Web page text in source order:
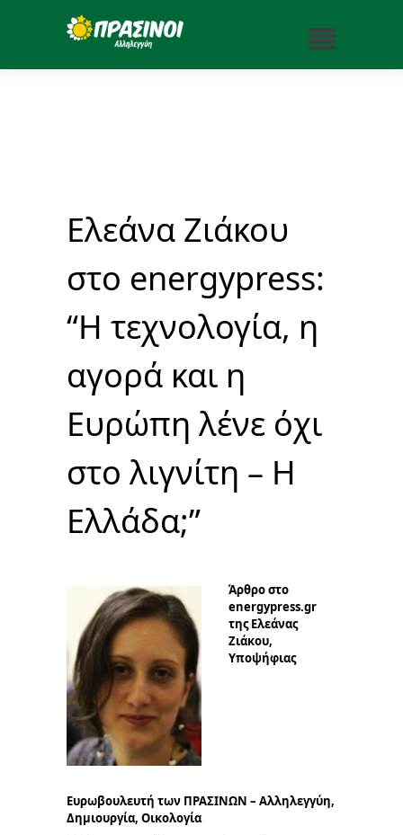
Ελεάνα Ζιάκου
στο energypress:
“Η τεχνολογία, η
αγορά και η
Ευρώπη λένε όχι
στο λιγνίτη – Η
Ελλάδα;”
Άρθρο στο
energypress.gr
της Ελεάνας
Ζιάκου,
Υποψήφιας
Ευρωβουλευτή των ΠΡΑΣΙΝΩΝ – Αλληλεγγύη,
Δημιουργία, Οικολογία